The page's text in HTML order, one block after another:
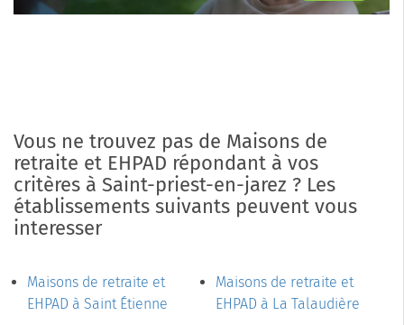
Vous ne trouvez pas de Maisons de
retraite et EHPAD répondant à vos
critères à Saint-priest-en-jarez ? Les
établissements suivants peuvent vous
interesser
Maisons de retraite et
EHPAD à Saint Étienne
Maisons de retraite et
EHPAD à La Talaudière